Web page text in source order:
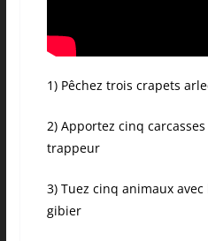
1) Pêchez trois crapets
2) Apportez cinq
trappeur
3) Tuez cinq animaux
gibier